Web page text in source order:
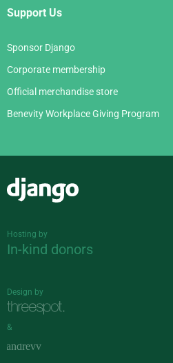
Support Us
Sponsor Django
Corporate membership
Official merchandise store
Benevity Workplace Giving Program
Hosting by
In-kind donors
Design by
&